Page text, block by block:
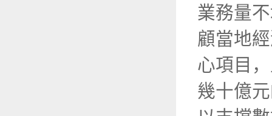
業務量
顧當地
心項目
幾十億